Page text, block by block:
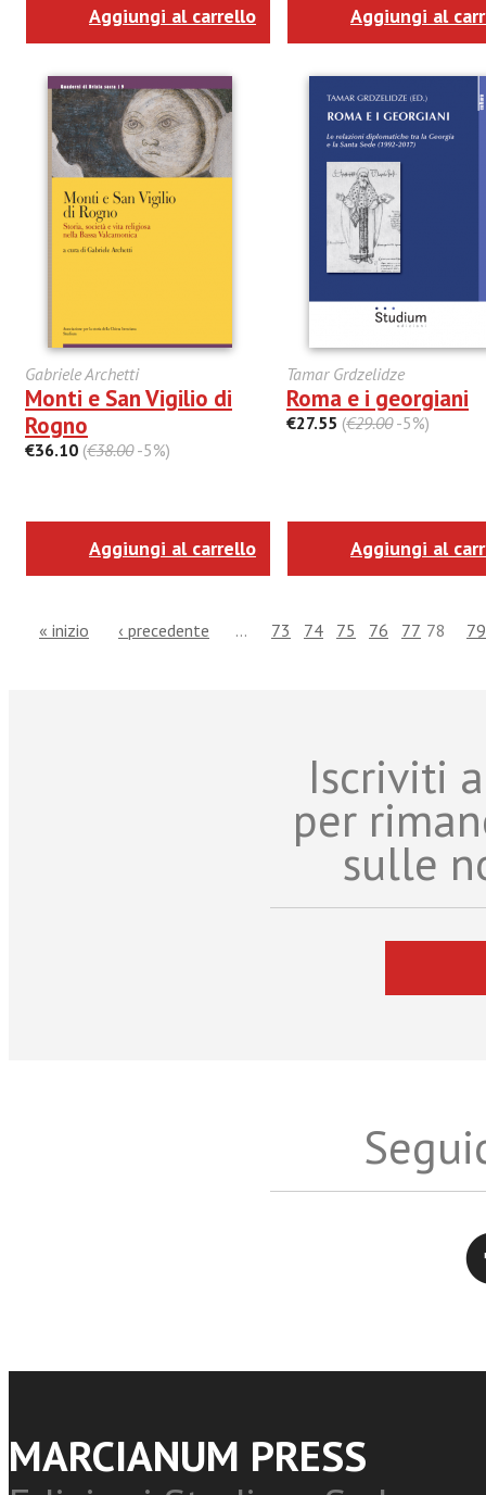
Aggiungi al carrello Aggiungi al
Gabriele Archetti
Monti e San Vigilio di
Rogno
€36.10 (€38.00-5%)
Aggiungi al carrello
Tamar Grdzelidze
Roma e i georgiani
€27.55 (€29.00-5%)
Aggiungi al
« inizio ‹ precedente … 73 74 75 76 77 78 79
Iscriviti
per
sulle
MARCIANUM PRESS